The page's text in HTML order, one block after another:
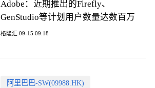
Adobe：近期推出的Firefly、
GenStudio等计划用户数量达数百万
格隆汇 09-15 09:18
阿里巴巴-SW(09988.HK)